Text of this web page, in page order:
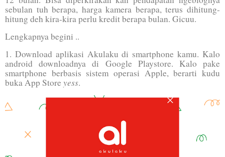
sebulan tuh berapa, harga kamera berapa, terus dihitung-
hitung deh kira-kira perlu kredit berapa bulan. Gicuu.
Lengkapnya begini ..
1. Download aplikasi Akulaku di smartphone kamu. Kalo
android downloadnya di Google Playstore. Kalo pake
smartphone berbasis sistem operasi Apple, berarti kudu
buka App Store yess.